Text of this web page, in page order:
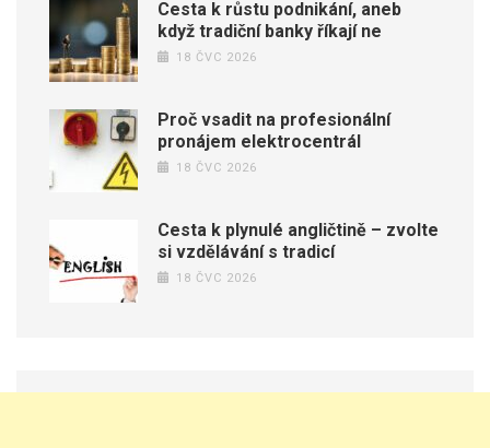
Cesta k růstu podnikání, aneb
když tradiční banky říkají ne
18 ČVC 2026
Proč vsadit na profesionální
pronájem elektrocentrál
18 ČVC 2026
Cesta k plynulé angličtině – zvolte
si vzdělávání s tradicí
18 ČVC 2026